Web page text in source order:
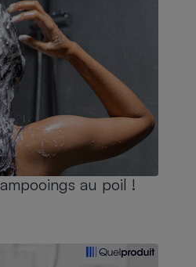
au poil !